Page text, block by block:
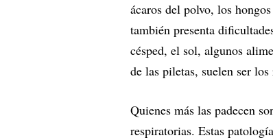
ácaros del polvo, los
también presenta
césped, el sol, algunos
de las piletas, suelen ser los
Quienes más las padecen
respiratorias. Estas